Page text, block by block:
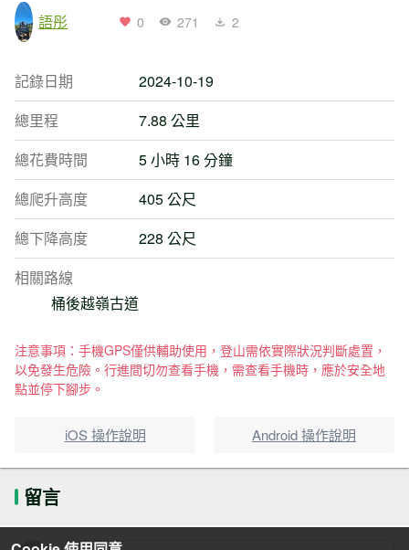
語彤 0 271 2
記錄日期
2024-10-19
總里程
7.88 公里
總花費時間
5 小時 16 分鐘
總爬升高度
405 公尺
總下降高度
228 公尺
相關路線
桶後越嶺古道
注意事項：手機GPS僅供輔助使用，登山需依實際狀況判斷處置，
以免發生危險。行進間切勿查看手機，需查看手機時，應於安全地
點並停下腳步。
iOS 操作說明 Android 操作說明
留言